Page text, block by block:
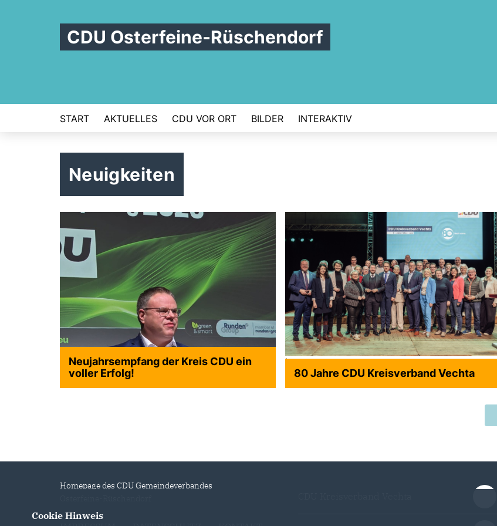
CDU Osterfeine-Rüschendorf
START AKTUELLES CDU VOR ORT BILDER INTERAKTIV
Neuigkeiten
Neujahrsempfang der Kreis CDU ein
voller Erfolg!
80 Jahre CDU Kreisverband Vechta
>
Homepage des CDU Gemeindeverbandes
Cookie Hinweis